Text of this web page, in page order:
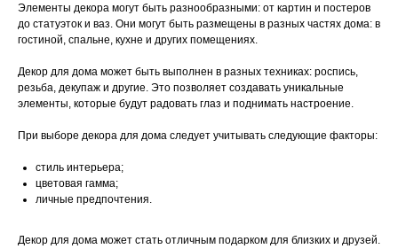
Элементы декора могут быть разнообразными: от картин и постеров
до статуэток и ваз. Они могут быть размещены в разных частях дома: в
гостиной, спальне, кухне и других помещениях.
Декор для дома может быть выполнен в разных техниках: роспись,
резьба, декупаж и другие. Это позволяет создавать уникальные
элементы, которые будут радовать глаз и поднимать настроение.
При выборе декора для дома следует учитывать следующие факторы:
стиль интерьера;
цветовая гамма;
личные предпочтения.
Декор для дома может стать отличным подарком для близких и друзей.